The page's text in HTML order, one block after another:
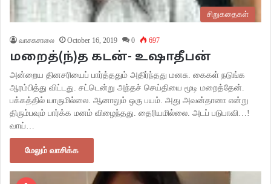
சிறுகதைகள்
வாசகசாலை October 16, 2019 0 697
மறைத்(ந்)த கடன்- உஷாதீபன்
அன்றைய தினசரியைப் பார்த்ததும் அதிர்ந்தது மனசு. கைகள் நடுங்க
ஆரம்பித்து விட்டது. சட்டென்று அந்தச் செய்தியை மூடி மறைத்தேன்.
பக்கத்தில் யாருமில்லை. ஆனாலும் ஒரு பயம். அது அவன்தானா என்று
திரும்பவும் பார்க்க மனம் விழைந்தது. தைரியமில்லை. அடப் படுபாவி…!
வாய்…
மேலும் வாசிக்க